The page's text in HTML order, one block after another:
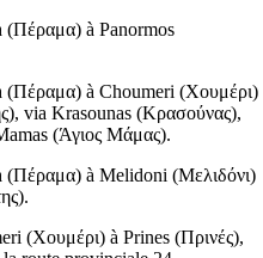
(Πέραμα) à Panormos
(Πέραμα) à Choumeri (Χουμέρι)
), via Krasounas (Κρασούνας),
(Άγιος Μάμας).
(Πέραμα) à Melidoni (Μελιδόνι)
).
(Χουμέρι) à Prines (Πρινές),